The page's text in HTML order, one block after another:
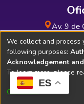
ES
Av. 9 de
Soporte
We collect and process
following purposes:
Acknowledgement
To learn more, please
Customize